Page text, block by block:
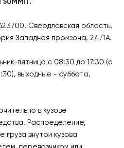
Свердловская область,
Западная промзона, 24/1А.
пятница с 08:30 до 17:30 (с
выходные - суббота,
в кузове
Распределение,
груза внутри кузова